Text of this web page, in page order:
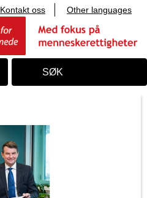
Kontakt oss Other languages
SØK